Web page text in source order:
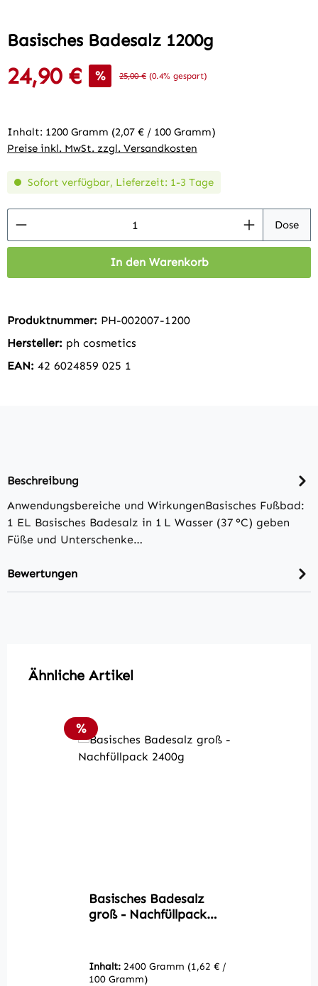
Basisches Badesalz 1200g
Verkaufspreis:
24,90 € % Regulärer Preis:
25,00 € (0.4% gespart)
Inhalt: 1200 Gramm (2,07 € / 100 Gramm)
Preise inkl. MwSt. zzgl. Versandkosten
Sofort verfügbar, Lieferzeit: 1-3 Tage
Produkt Anzahl: Gib den gewünschtenDose
In den Warenkorb
Produktnummer: PH-002007-1200
Hersteller: ph cosmetics
EAN: 42 6024859 025 1
Beschreibung
Anwendungsbereiche und WirkungenBasisches Fußbad:
1 EL Basisches Badesalz in 1 L Wasser (37 °C) geben
Füße und Unterschenke…
Bewertungen
Produktgalerie überspringen
Ähnliche Artikel
Rabatt
%
Basisches Badesalz
groß - Nachfüllpack
Inhalt: 2400 Gramm (1,62 € /
100 Gramm)